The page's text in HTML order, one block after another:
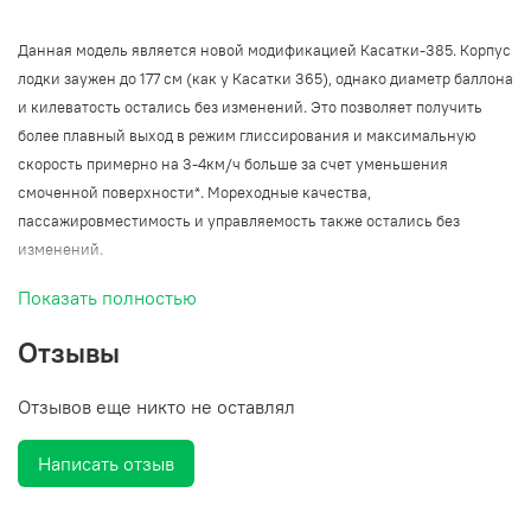
Данная модель является новой модификацией Касатки-385. Корпус
лодки заужен до 177 см (как у Касатки 365), однако диаметр баллона
и килеватость остались без изменений. Это позволяет получить
более плавный выход в режим глиссирования и максимальную
скорость примерно на 3-4км/ч больше за счет уменьшения
смоченной поверхности*. Мореходные качества,
пассажировместимость и управляемость также остались без
изменений.
В основу конструкции серии Касатка легли решения, ранее
Титан и Посейдон. Серия Касатка имеет стремительный,
великолепную управляемость при высоких скоростных
характеристиках, отличную мореходность и курсовую
устойчивость на всех скоростных режимах, отличную всхожесть на
Показать полностью
Отзывы
Отзывов еще никто не оставлял
Написать отзыв